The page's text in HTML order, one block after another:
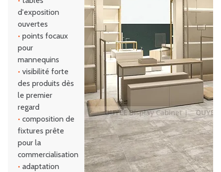
d'exposition
ouvertes
• points focaux
pour
mannequins
• visibilité forte
des produits dès
le premier
regard
• composition de
fixtures prête
pour la
commercialisation
• adaptation